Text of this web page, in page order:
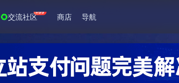
交流社区+99 商店 导航